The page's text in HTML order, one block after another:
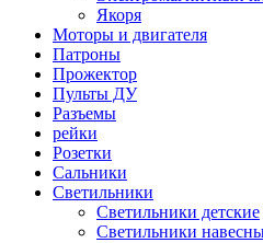
Якоря
Моторы и двигателя
Патроны
Прожектор
Пульты ДУ
Разъемы
рейки
Розетки
Сальники
Светильники
Светильники детские
Светильники